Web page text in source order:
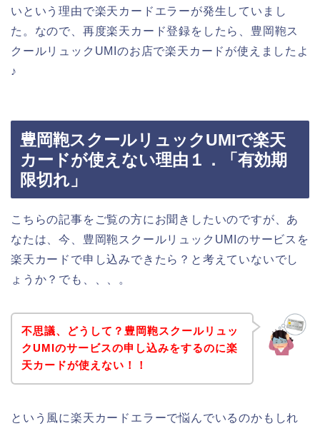
いという理由で楽天カードエラーが発生していまし
た。なので、再度楽天カード登録をしたら、豊岡鞄ス
クールリュックUMIのお店で楽天カードが使えましたよ
♪
豊岡鞄スクールリュックUMIで楽天
カードが使えない理由１．「有効期
限切れ」
こちらの記事をご覧の方にお聞きしたいのですが、あ
なたは、今、豊岡鞄スクールリュックUMIのサービスを
楽天カードで申し込みできたら？と考えていないでし
ょうか？でも、、、。
不思議、どうして？豊岡鞄スクールリュッ
クUMIのサービスの申し込みをするのに楽
天カードが使えない！！
という風に楽天カードエラーで悩んでいるのかもしれ